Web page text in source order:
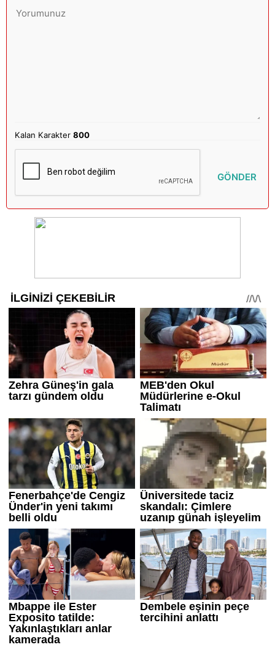
Kalan Karakter800
GÖNDER